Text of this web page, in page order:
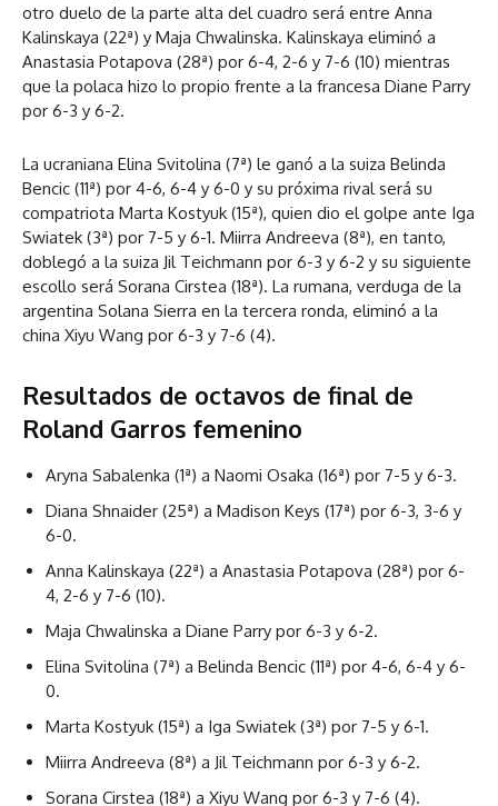
otro duelo de la parte alta del cuadro será entre Anna
Kalinskaya (22ª) y Maja Chwalinska. Kalinskaya eliminó a
Anastasia Potapova (28ª) por 6-4, 2-6 y 7-6 (10) mientras
que la polaca hizo lo propio frente a la francesa Diane Parry
por 6-3 y 6-2.
La ucraniana Elina Svitolina (7ª) le ganó a la suiza Belinda
Bencic (11ª) por 4-6, 6-4 y 6-0 y su próxima rival será su
compatriota Marta Kostyuk (15ª), quien dio el golpe ante Iga
Swiatek (3ª) por 7-5 y 6-1. Miirra Andreeva (8ª), en tanto,
doblegó a la suiza Jil Teichmann por 6-3 y 6-2 y su siguiente
escollo será Sorana Cirstea (18ª). La rumana, verduga de la
argentina Solana Sierra en la tercera ronda, eliminó a la
china Xiyu Wang por 6-3 y 7-6 (4).
Resultados de octavos de final de
Roland Garros femenino
Aryna Sabalenka (1ª) a Naomi Osaka (16ª) por 7-5 y 6-3.
Diana Shnaider (25ª) a Madison Keys (17ª) por 6-3, 3-6 y
6-0.
Anna Kalinskaya (22ª) a Anastasia Potapova (28ª) por 6-
4, 2-6 y 7-6 (10).
Maja Chwalinska a Diane Parry por 6-3 y 6-2.
Elina Svitolina (7ª) a Belinda Bencic (11ª) por 4-6, 6-4 y 6-
0.
Marta Kostyuk (15ª) a Iga Swiatek (3ª) por 7-5 y 6-1.
Miirra Andreeva (8ª) a Jil Teichmann por 6-3 y 6-2.
Sorana Cirstea (18ª) a Xiyu Wang por 6-3 y 7-6 (4).